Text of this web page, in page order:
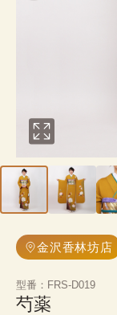
金沢香林坊店
型番 ： FRS-D019
芍薬